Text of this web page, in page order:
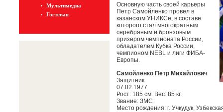
Мультимедиа
Гостевая
Основную часть своей карьеры
Петр Самойленко провел в
казанском УНИКСе, в составе
которого стал многократным
серебряным и бронзовым
призером чемпионата России,
обладателем Кубка России,
чемпионом NEBL и лиги ФИБА-
Европы.
Самойленко Петр Михайлович
Защитник
07.02.1977
Рост: 185 см. Вес: 85 кг.
Звание: ЗМС
Место рождения: г. Учкудук,